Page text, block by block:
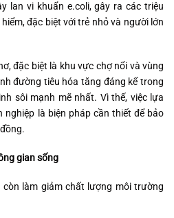
lan vi khuẩn e.coli, gây ra các triệu
đặc biệt với trẻ nhỏ và người lớn
đặc biệt là khu vực chợ nổi và vùng
đường tiêu hóa tăng đáng kể trong
sôi mạnh mẽ nhất. Vì thế, việc lựa
nghiệp là biện pháp cần thiết để bảo
gian sống
còn làm giảm chất lượng môi trường